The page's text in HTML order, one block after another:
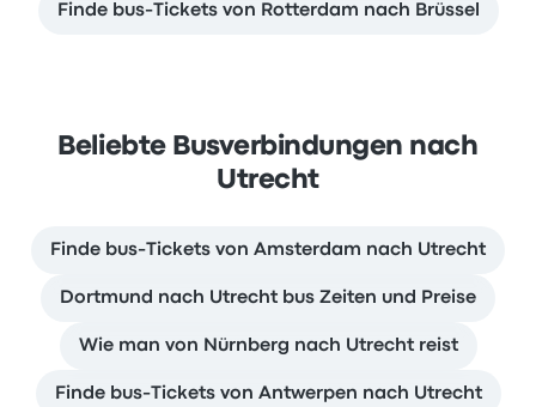
Finde bus-Tickets von Rotterdam nach Brüssel
Beliebte Busverbindungen nach
Utrecht
Finde bus-Tickets von Amsterdam nach Utrecht
Dortmund nach Utrecht bus Zeiten und Preise
Wie man von Nürnberg nach Utrecht reist
Finde bus-Tickets von Antwerpen nach Utrecht